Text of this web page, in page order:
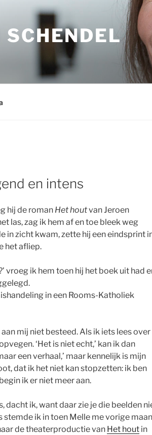
SCHENDEL
en intens
hij de roman Het houtvan Jeroen
las, zag ik hem af en toe bleek weg
in zicht kwam, zette hij een eindsprint
het afliep.
vroeg ik hem toen hij het boek uit had
in een Rooms-Katholiek
mij niet besteed. Als ik iets lees over
‘Het is niet echt,’ kan ik dan
een verhaal,’ maar kennelijk is mijn
dat ik het niet kan stopzetten: ik ben
ik er niet meer aan.
dacht ik, want daar zie je die beelden
stemde ik in toen Melle me vorige
de theaterproductie van Het hout in